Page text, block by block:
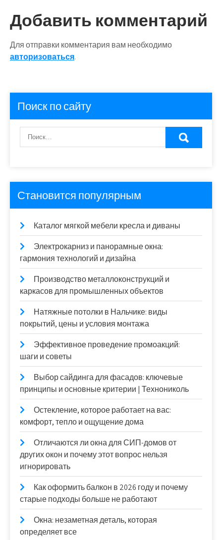
Добавить комментарий
Для отправки комментария вам необходимо
авторизоваться.
Поиск по сайту
Становится популярным
Каталог мягкой мебели кресла и диваны
Электрокарниз и панорамные окна:
гармония технологий и дизайна
Производство металлоконструкций и
каркасов для промышленных объектов
Натяжные потолки в Нальчике: виды
покрытий, цены и условия монтажа
Эффективное проведение промоакций:
шаги и советы
Выбор сайдинга для фасадов: ключевые
принципы и основные критерии | Технониколь
Остекление, которое работает на вас:
комфорт, тепло и ощущение дома
Отличаются ли окна для СИП-домов от
других окон и почему этот вопрос нельзя
игнорировать
Как оформить балкон в 2026 году и почему
старые подходы больше не работают
Окна: незаметная деталь, которая
определяет все